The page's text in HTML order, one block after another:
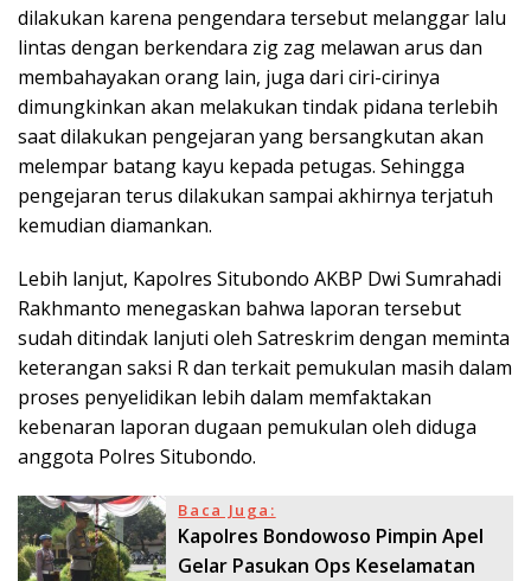
dilakukan karena pengendara tersebut melanggar lalu
lintas dengan berkendara zig zag melawan arus dan
membahayakan orang lain, juga dari ciri-cirinya
dimungkinkan akan melakukan tindak pidana terlebih
saat dilakukan pengejaran yang bersangkutan akan
melempar batang kayu kepada petugas. Sehingga
pengejaran terus dilakukan sampai akhirnya terjatuh
kemudian diamankan.
Lebih lanjut, Kapolres Situbondo AKBP Dwi Sumrahadi
Rakhmanto menegaskan bahwa laporan tersebut
sudah ditindak lanjuti oleh Satreskrim dengan meminta
keterangan saksi R dan terkait pemukulan masih dalam
proses penyelidikan lebih dalam memfaktakan
kebenaran laporan dugaan pemukulan oleh diduga
anggota Polres Situbondo.
Baca Juga:
Kapolres Bondowoso Pimpin Apel
Gelar Pasukan Ops Keselamatan